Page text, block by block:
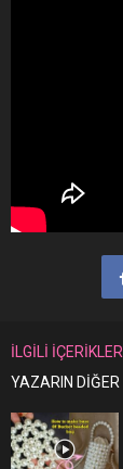
İLGİLİ İÇERİKLER
YAZARIN DİĞER